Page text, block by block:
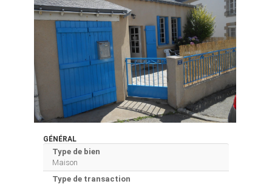
GÉNÉRAL
Type de bien
Maison
Type de transaction